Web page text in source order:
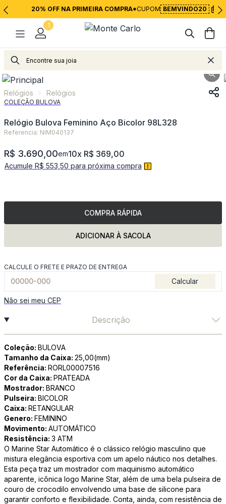
20% OFF NA PRIMEIRA COMPRA*CUPOM BEMVINDO20
1
Relógios Relógios
Relógios Relógios
COLEÇÃO BULOVA
Relógio Bulova Feminino Aço Bicolor 98L328
Referencia: NIM040137
R$ 3.690,00em10x R$ 369,00
Acumule R$ 553,50 para próxima compra
COMPRA RÁPIDA
ADICIONAR À SACOLA
CALCULE O FRETE E PRAZO DE ENTREGA
Calcular
Não sei meu CEP
Descrição
Coleção: BULOVA
Tamanho da Caixa: 25,00(mm)
Referência: RORL00007516
Cor da Caixa: PRATEADA
Mostrador: BRANCO
Pulseira: BICOLOR
Caixa: RETANGULAR
Genero: FEMININO
Movimento: AUTOMÁTICO
Resistência: 3 ATM
O Marine Star Automático é o clássico relógio masculino que
mistura elegância esportiva com um apelo náutico nos detalhes.
Esta peça traz um mostrador com maquinismo automático
aparente, icônica logo Marine Star, além de uma bela pulseira de
couro de crocodilo envolvendo uma base de silicone para
garantir conforto e flexibilidade. Conta, ainda, com resistência de